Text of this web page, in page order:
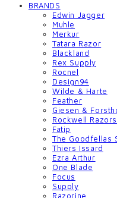
BRANDS
Edwin Jagger
Muhle
Merkur
Tatara Razor
Blackland
Rex Supply
Rocnel
Design94
Wilde & Harte
Feather
Giesen &
Rockwell Razors
Fatip
The Goodfellas
Thiers Issard
Ezra Arthur
One Blade
Focus
Supply
Razorine